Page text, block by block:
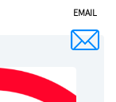
EMAIL